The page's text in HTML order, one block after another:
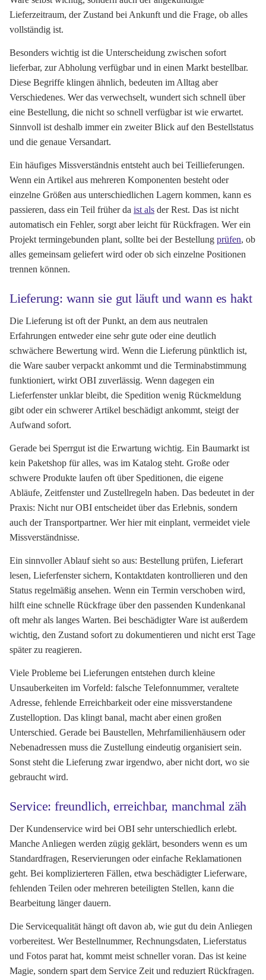
Lieferzeitraum, der Zustand bei Ankunft und die Frage, ob alles
vollständig ist.
Besonders wichtig ist die Unterscheidung zwischen sofort
lieferbar, zur Abholung verfügbar und in einen Markt bestellbar.
Diese Begriffe klingen ähnlich, bedeuten im Alltag aber
Verschiedenes. Wer das verwechselt, wundert sich schnell über
eine Bestellung, die nicht so schnell verfügbar ist wie erwartet.
Sinnvoll ist deshalb immer ein zweiter Blick auf den Bestellstatus
und die genaue Versandart.
Ein häufiges Missverständnis entsteht auch bei Teillieferungen.
Wenn ein Artikel aus mehreren Komponenten besteht oder
einzelne Größen aus unterschiedlichen Lagern kommen, kann es
passieren, dass ein Teil früher da ist als der Rest. Das ist nicht
automatisch ein Fehler, sorgt aber leicht für Rückfragen. Wer ein
Projekt termingebunden plant, sollte bei der Bestellung prüfen, ob
alles gemeinsam geliefert wird oder ob sich einzelne Positionen
trennen können.
Lieferung: wann sie gut läuft und wann es hakt
Die Lieferung ist oft der Punkt, an dem aus neutralen
Erfahrungen entweder eine sehr gute oder eine deutlich
schwächere Bewertung wird. Wenn die Lieferung pünktlich ist,
die Ware sauber verpackt ankommt und die Terminabstimmung
funktioniert, wirkt OBI zuverlässig. Wenn dagegen ein
Lieferfenster unklar bleibt, die Spedition wenig Rückmeldung
gibt oder ein schwerer Artikel beschädigt ankommt, steigt der
Aufwand sofort.
Gerade bei Sperrgut ist die Erwartung wichtig. Ein Baumarkt ist
kein Paketshop für alles, was im Katalog steht. Große oder
schwere Produkte laufen oft über Speditionen, die eigene
Abläufe, Zeitfenster und Zustellregeln haben. Das bedeutet in der
Praxis: Nicht nur OBI entscheidet über das Erlebnis, sondern
auch der Transportpartner. Wer hier mit einplant, vermeidet viele
Missverständnisse.
Ein sinnvoller Ablauf sieht so aus: Bestellung prüfen, Lieferart
lesen, Lieferfenster sichern, Kontaktdaten kontrollieren und den
Status regelmäßig ansehen. Wenn ein Termin verschoben wird,
hilft eine schnelle Rückfrage über den passenden Kundenkanal
oft mehr als langes Warten. Bei beschädigter Ware ist außerdem
wichtig, den Zustand sofort zu dokumentieren und nicht erst Tage
später zu reagieren.
Viele Probleme bei Lieferungen entstehen durch kleine
Unsauberkeiten im Vorfeld: falsche Telefonnummer, veraltete
Adresse, fehlende Erreichbarkeit oder eine missverstandene
Zustelloption. Das klingt banal, macht aber einen großen
Unterschied. Gerade bei Baustellen, Mehrfamilienhäusern oder
Nebenadressen muss die Zustellung eindeutig organisiert sein.
Sonst steht die Lieferung zwar irgendwo, aber nicht dort, wo sie
gebraucht wird.
Service: freundlich, erreichbar, manchmal zäh
Der Kundenservice wird bei OBI sehr unterschiedlich erlebt.
Manche Anliegen werden zügig geklärt, besonders wenn es um
Standardfragen, Reservierungen oder einfache Reklamationen
geht. Bei komplizierteren Fällen, etwa beschädigter Lieferware,
fehlenden Teilen oder mehreren beteiligten Stellen, kann die
Bearbeitung länger dauern.
Die Servicequalität hängt oft davon ab, wie gut du dein Anliegen
vorbereitest. Wer Bestellnummer, Rechnungsdaten, Lieferstatus
und Fotos parat hat, kommt meist schneller voran. Das ist keine
Magie, sondern spart dem Service Zeit und reduziert Rückfragen.